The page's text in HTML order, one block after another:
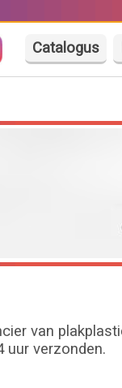
Catalogus
van
uur verzonden.